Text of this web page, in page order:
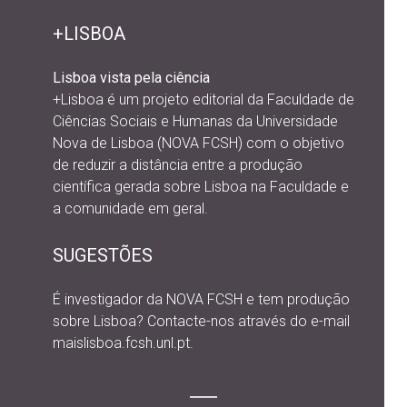
+LISBOA
Lisboa vista pela ciência
+Lisboa é um projeto editorial da Faculdade de
Ciências Sociais e Humanas da Universidade
Nova de Lisboa (NOVA FCSH) com o objetivo
de reduzir a distância entre a produção
científica gerada sobre Lisboa na Faculdade e
a comunidade em geral.
SUGESTÕES
É investigador da NOVA FCSH e tem produção
sobre Lisboa? Contacte-nos através do e-mail
maislisboa.fcsh.unl.pt.